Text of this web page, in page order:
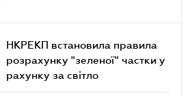
НКРЕКП встановила правила
розрахунку "зеленої" частки у
рахунку за світло